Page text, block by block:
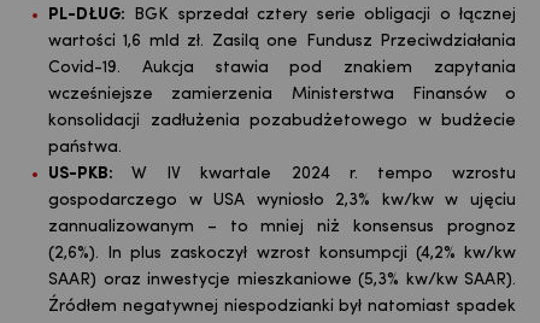
PL-DŁUG: BGK sprzedał cztery serie obligacji o łącznej
wartości 1,6 mld zł. Zasilą one Fundusz Przeciwdziałania
Covid-19. Aukcja stawia pod znakiem zapytania
wcześniejsze zamierzenia Ministerstwa Finansów o
konsolidacji zadłużenia pozabudżetowego w budżecie
państwa.
US-PKB:W IV kwartale 2024 r. tempo wzrostu
gospodarczego w USA wyniosło 2,3% kw/kw w ujęciu
zannualizowanym – to mniej niż konsensus prognoz
(2,6%). In plus zaskoczył wzrost konsumpcji (4,2% kw/kw
SAAR) oraz inwestycje mieszkaniowe (5,3% kw/kw SAAR).
Źródłem negatywnej niespodzianki był natomiast spadek